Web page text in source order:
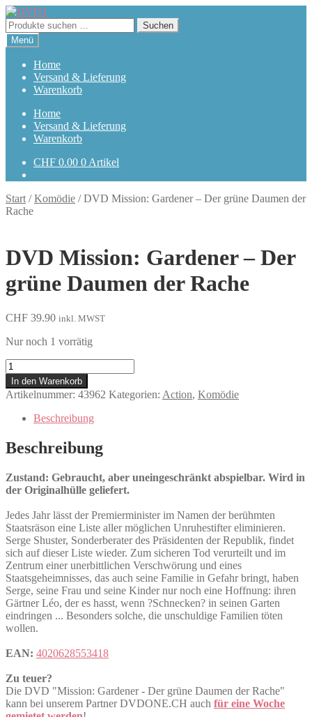
Zur
Navigation
springen
Zum
Inhalt
springen
Suchen
nach:
Suchen
Menü
Home
Versand & Lieferung
Warenkorb
Home
Versand & Lieferung
Warenkorb
CHF 0.00 0 Artikel
Start /Komödie /DVD Mission: Gardener – Der grüne Daumen der
Rache
DVD Mission: Gardener – Der
grüne Daumen der Rache
CHF 39.90 inkl. MWST
Nur noch 1 vorrätig
Mission:
Gardener
-
Der
grüne
Daumen
der
Rache
In den Warenkorb
Artikelnummer: 43962 Kategorien: Action, Komödie
Beschreibung
Beschreibung
Zustand: Gebraucht, aber uneingeschränkt abspielbar. Wird in
der Originalhülle geliefert.
Jedes Jahr lässt der Premierminister im Namen der berühmten
Staatsräson eine Liste aller möglichen Unruhestifter eliminieren.
Serge Shuster, Sonderberater des Präsidenten der Republik, findet
sich auf dieser Liste wieder. Zum sicheren Tod verurteilt und im
Zentrum einer unerbittlichen Verschwörung und eines
Staatsgeheimnisses, das auch seine Familie in Gefahr bringt, haben
Serge, seine Frau und seine Kinder nur noch eine Hoffnung: ihren
Gärtner Léo, der es hasst, wenn ?Schnecken? in seinen Garten
eindringen ... Besonders solche, die unschuldige Familien töten
wollen.
EAN: 4020628553418
Zu teuer?
Die DVD "Mission: Gardener - Der grüne Daumen der Rache"
kann bei unserem Partner DVDONE.CH auch für eine Woche